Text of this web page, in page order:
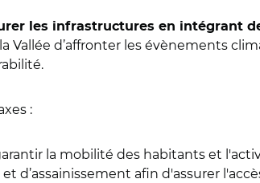
les infrastructures en intégrant
Vallée d’affronter les évènements
:
la mobilité des habitants et
d’assainissement afin d'assurer